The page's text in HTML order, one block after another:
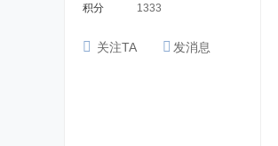
积分 1333
关注TA 发消息